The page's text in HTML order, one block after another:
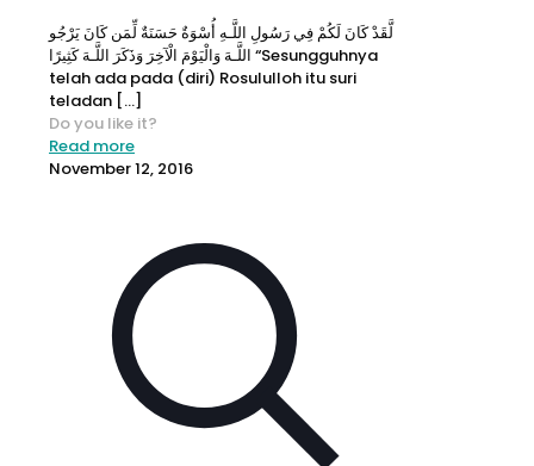
لَّقَدْ كَانَ لَكُمْ فِي رَسُولِ اللَّـهِ أُسْوَةٌ حَسَنَةٌ لِّمَن كَانَ يَرْجُو
اللَّـهَ وَالْيَوْمَ الْآخِرَ وَذَكَرَ اللَّـهَ كَثِيرًا “Sesungguhnya
telah ada pada (diri) Rosululloh itu suri
teladan […]
Do you like it?
Read more
November 12, 2016